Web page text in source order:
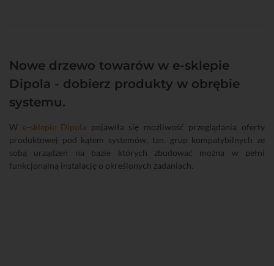
Nowe drzewo towarów w e-sklepie
Dipola - dobierz produkty w obrębie
systemu.
W e-sklepie Dipola pojawiła się możliwość przeglądania oferty
produktowej pod kątem systemów, tzn. grup kompatybilnych ze
sobą urządzeń na bazie których zbudować można w pełni
funkcjonalną instalację o określonych zadaniach.